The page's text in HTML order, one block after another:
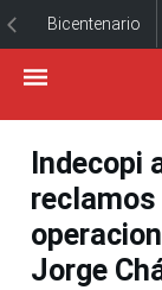
Bicentenario
Indecopi
reclamos
Jorge